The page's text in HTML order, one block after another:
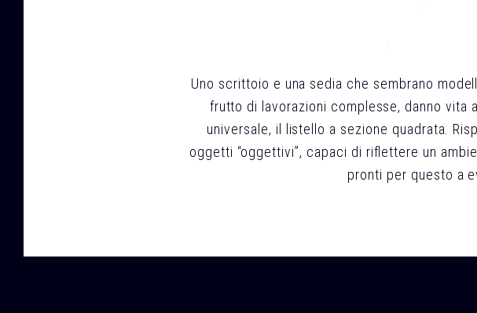
Uno scrittoio e una sedia che sembrano
frutto di lavorazioni complesse, danno
universale, il listello a sezione quadrata.
oggetti “oggettivi”, capaci di riflettere un
pronti per questo a